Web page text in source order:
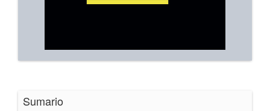
Sumario